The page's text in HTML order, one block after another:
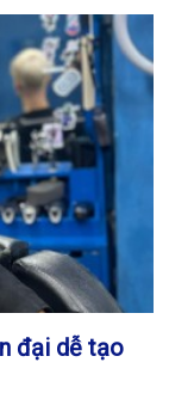
đại dễ tạo